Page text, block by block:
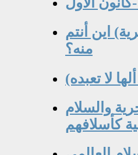
محمد في خطبة الوداع (١٠ هجرية) اين أنتم
منه؟
والسلام
كأسلافهم